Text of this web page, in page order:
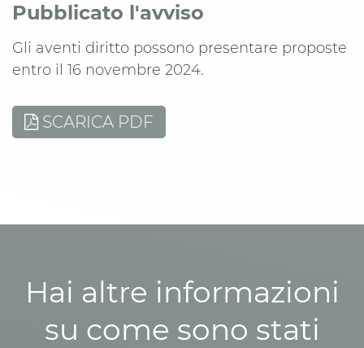
Pubblicato l'avviso
Gli aventi diritto possono presentare proposte
entro il 16 novembre 2024.
SCARICA PDF
Hai altre informazioni
su come sono stati